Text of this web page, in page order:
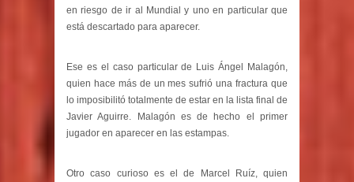
en riesgo de ir al Mundial y uno en particular que
está descartado para aparecer.
Ese es el caso particular de Luis Ángel Malagón,
quien hace más de un mes sufrió una fractura que
lo imposibilitó totalmente de estar en la lista final de
Javier Aguirre. Malagón es de hecho el primer
jugador en aparecer en las estampas.
Otro caso curioso es el de Marcel Ruíz, quien